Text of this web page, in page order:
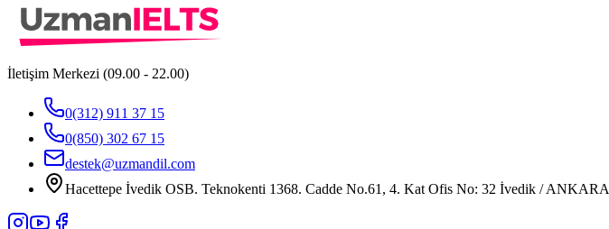
İletişim Merkezi (09.00 - 22.00)
0(312) 911 37 15
0(850) 302 67 15
destek@uzmandil.com
Hacettepe İvedik OSB. Teknokenti 1368. Cadde No.61, 4. Kat Ofis No: 32 İvedik / ANKARA